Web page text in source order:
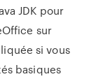
JDK pour
sur
si vous
basiques